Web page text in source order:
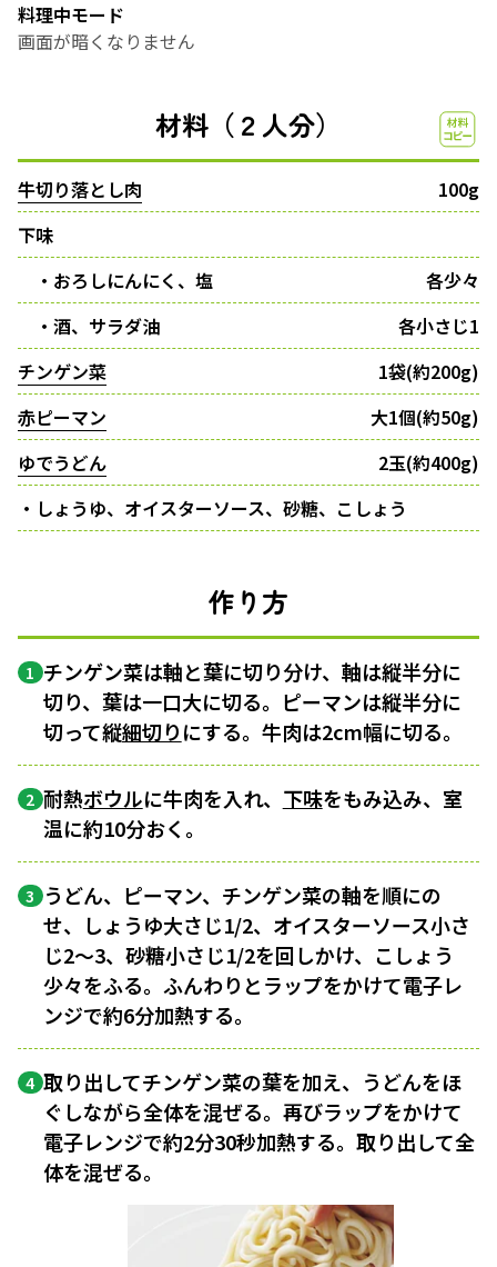
料理中モード
画面が暗くなりません
材料（２人分）
牛切り落とし肉
100g
下味
・おろしにんにく、塩
各少々
・酒、サラダ油
各小さじ1
チンゲン菜
1袋(約200g)
赤ピーマン
大1個(約50g)
ゆでうどん
2玉(約400g)
・しょうゆ、オイスターソース、砂糖、こしょう
作り方
1 チンゲン菜は軸と葉に切り分け、軸は縦半分に
切り、葉は一口大に切る。ピーマンは縦半分に
切って縦細切りにする。牛肉は2cm幅に切る。
2 耐熱ボウルに牛肉を入れ、 下味をもみ込み、室
温に約10分おく。
3 うどん、ピーマン、チンゲン菜の軸を順にの
せ、しょうゆ大さじ1/2、オイスターソース小さ
じ2〜3、砂糖小さじ1/2を回しかけ、こしょう
少々をふる。ふんわりとラップをかけて電子レ
ンジで約6分加熱する。
4 取り出してチンゲン菜の葉を加え、うどんをほ
ぐしながら全体を混ぜる。再びラップをかけて
電子レンジで約2分30秒加熱する。取り出して全
体を混ぜる。